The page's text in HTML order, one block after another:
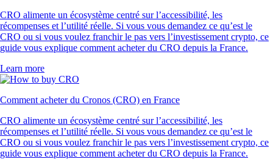
CRO alimente un écosystème centré sur l’accessibilité, les
récompenses et l’utilité réelle. Si vous vous demandez ce qu’est le
CRO ou si vous voulez franchir le pas vers l’investissement crypto, ce
guide vous explique comment acheter du CRO depuis la France.
Learn more
Comment acheter du Cronos (CRO) en France
CRO alimente un écosystème centré sur l’accessibilité, les
récompenses et l’utilité réelle. Si vous vous demandez ce qu’est le
CRO ou si vous voulez franchir le pas vers l’investissement crypto, ce
guide vous explique comment acheter du CRO depuis la France.